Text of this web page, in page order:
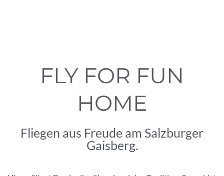
FLY FOR FUN
HOME
Fliegen aus Freude am Salzburger
Gaisberg.